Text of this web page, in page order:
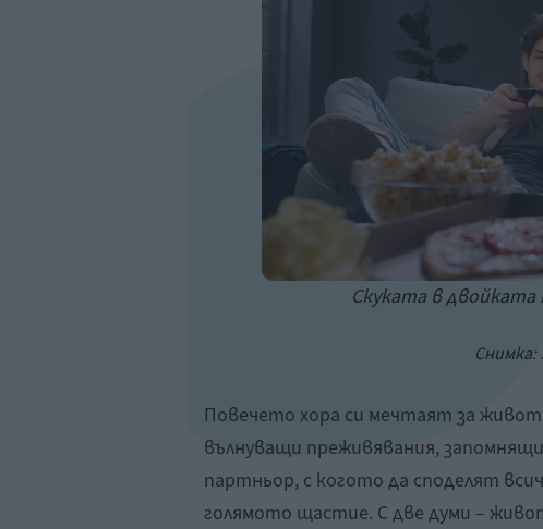
Скуката в двойката
Снимка:
Повечето хора си мечтаят за
вълнуващи преживявания,
партньор, с когото да споделят
голямото щастие. С две думи –